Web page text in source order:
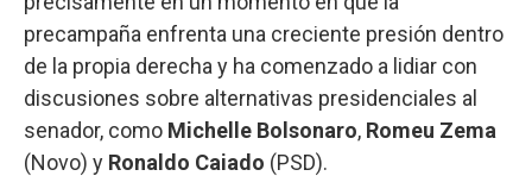
precampaña enfrenta una creciente presión dentro
de la propia derecha y ha comenzado a lidiar con
discusiones sobre alternativas presidenciales al
senador, como Michelle Bolsonaro, Romeu Zema
(Novo) y Ronaldo Caiado (PSD).